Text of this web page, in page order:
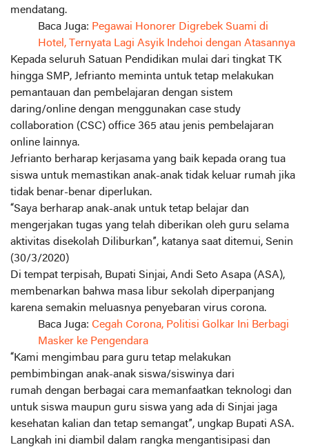
mendatang.
Baca Juga: Pegawai Honorer Digrebek Suami di
Hotel, Ternyata Lagi Asyik Indehoi dengan Atasannya
Kepada seluruh Satuan Pendidikan mulai dari tingkat TK
hingga SMP, Jefrianto meminta untuk tetap melakukan
pemantauan dan pembelajaran dengan sistem
daring/online dengan menggunakan case study
collaboration (CSC) office 365 atau jenis pembelajaran
online lainnya.
Jefrianto berharap kerjasama yang baik kepada orang tua
siswa untuk memastikan anak-anak tidak keluar rumah jika
tidak benar-benar diperlukan.
“Saya berharap anak-anak untuk tetap belajar dan
mengerjakan tugas yang telah diberikan oleh guru selama
aktivitas disekolah Diliburkan”, katanya saat ditemui, Senin
(30/3/2020)
Di tempat terpisah, Bupati Sinjai, Andi Seto Asapa (ASA),
membenarkan bahwa masa libur sekolah diperpanjang
karena semakin meluasnya penyebaran virus corona.
Baca Juga: Cegah Corona, Politisi Golkar Ini Berbagi
Masker ke Pengendara
“Kami mengimbau para guru tetap melakukan
pembimbingan anak-anak siswa/siswinya dari
rumah dengan berbagai cara memanfaatkan teknologi dan
untuk siswa maupun guru siswa yang ada di Sinjai jaga
kesehatan kalian dan tetap semangat”, ungkap Bupati ASA.
Langkah ini diambil dalam rangka mengantisipasi dan